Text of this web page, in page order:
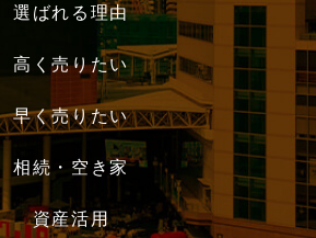
選ばれる理由
高く売りたい
早く売りたい
相続・空き家
資産活用